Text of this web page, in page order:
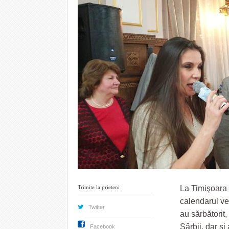
La
calendarul
au
Sârbii, dar şi
Trimite la prieteni
Twitter
Facebook